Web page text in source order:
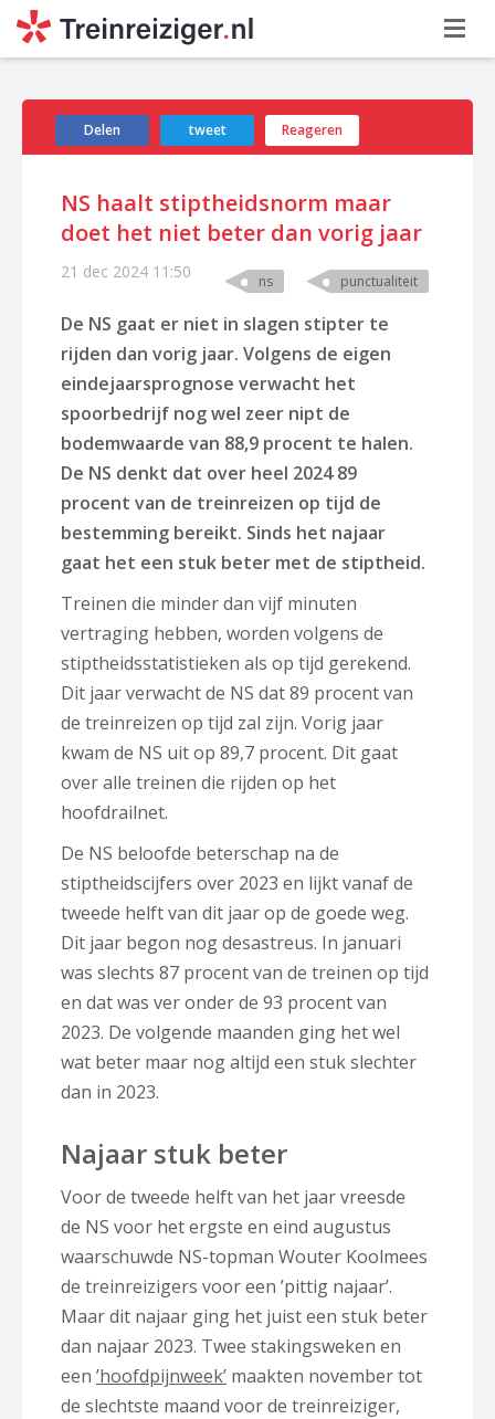
Delen tweet Reageren
NS haalt stiptheidsnorm maar
doet het niet beter dan vorig jaar
21 dec 2024 11:50 ns punctualiteit
De NS gaat er niet in slagen stipter te
rijden dan vorig jaar. Volgens de eigen
eindejaarsprognose verwacht het
spoorbedrijf nog wel zeer nipt de
bodemwaarde van 88,9 procent te halen.
De NS denkt dat over heel 2024 89
procent van de treinreizen op tijd de
bestemming bereikt. Sinds het najaar
gaat het een stuk beter met de stiptheid.
Treinen die minder dan vijf minuten
vertraging hebben, worden volgens de
stiptheidsstatistieken als op tijd gerekend.
Dit jaar verwacht de NS dat 89 procent van
de treinreizen op tijd zal zijn. Vorig jaar
kwam de NS uit op 89,7 procent. Dit gaat
over alle treinen die rijden op het
hoofdrailnet.
De NS beloofde beterschap na de
stiptheidscijfers over 2023 en lijkt vanaf de
tweede helft van dit jaar op de goede weg.
Dit jaar begon nog desastreus. In januari
was slechts 87 procent van de treinen op tijd
en dat was ver onder de 93 procent van
2023. De volgende maanden ging het wel
wat beter maar nog altijd een stuk slechter
dan in 2023.
Najaar stuk beter
Voor de tweede helft van het jaar vreesde
de NS voor het ergste en eind augustus
waarschuwde NS-topman Wouter Koolmees
de treinreizigers voor een ’pittig najaar’.
Maar dit najaar ging het juist een stuk beter
dan najaar 2023. Twee stakingsweken en
een ’hoofdpijnweek’ maakten november tot
de slechtste maand voor de treinreiziger,